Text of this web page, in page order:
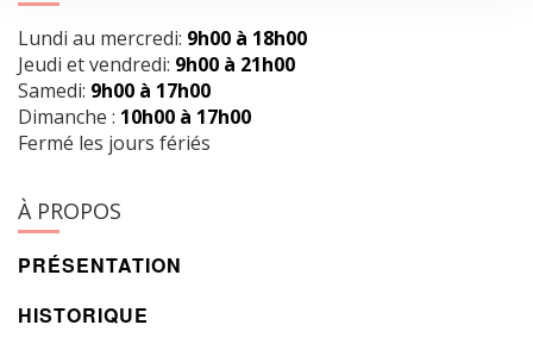
Lundi au mercredi: 9h00 à 18h00
Jeudi et vendredi: 9h00 à 21h00
Samedi: 9h00 à 17h00
Dimanche : 10h00 à 17h00
Fermé les jours fériés
À PROPOS
PRÉSENTATION
HISTORIQUE